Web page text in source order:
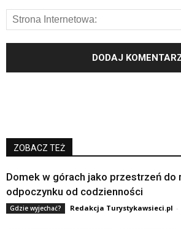
ZOBACZ TEŻ
Domek w górach jako przestrzeń do
odpoczynku od codzienności
Gdzie wyjechać? Redakcja Turystykawsieci.pl -